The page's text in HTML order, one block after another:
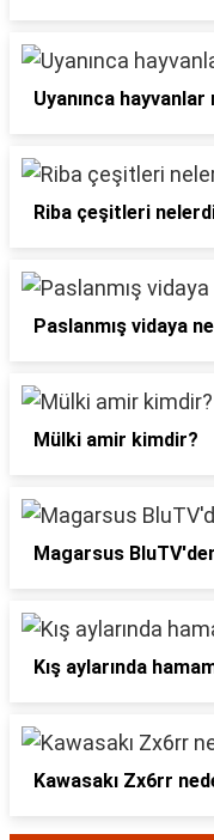
Uyanınca
Riba çeşitleri
Paslanmış vidaya
Mülki amir kimdir?
Magarsus
Kış aylarında
Kawasakı Zx6rr